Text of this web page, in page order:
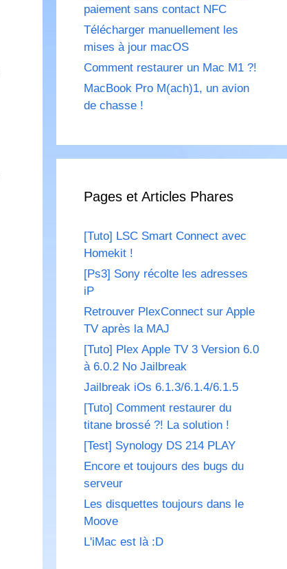
paiement sans contact NFC
Télécharger manuellement les
mises à jour macOS
Comment restaurer un Mac M1 ?!
MacBook Pro M(ach)1, un avion
de chasse !
Pages et Articles Phares
[Tuto] LSC Smart Connect avec
Homekit !
[Ps3] Sony récolte les adresses
iP
Retrouver PlexConnect sur Apple
TV après la MAJ
[Tuto] Plex Apple TV 3 Version 6.0
à 6.0.2 No Jailbreak
Jailbreak iOs 6.1.3/6.1.4/6.1.5
[Tuto] Comment restaurer du
titane brossé ?! La solution !
[Test] Synology DS 214 PLAY
Encore et toujours des bugs du
serveur
Les disquettes toujours dans le
Moove
L'iMac est là :D